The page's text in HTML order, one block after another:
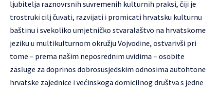
ljubitelja raznovrsnih suvremenih kulturnih praksi, čiji je
trostruki cilj čuvati, razvijati i promicati hrvatsku kulturnu
baštinu i svekoliko umjetničko stvaralaštvo na hrvatskome
jeziku u multikulturnom okružju Vojvodine, ostvarivši pri
tome – prema našim neposrednim uvidima – osobite
zasluge za doprinos dobrosusjedskim odnosima autohtone
hrvatske zajednice i većinskoga domicilnog društva s jedne